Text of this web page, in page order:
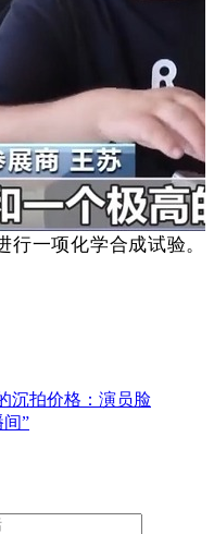
一项化学合成试验。
沉拍价格：演员脸
”